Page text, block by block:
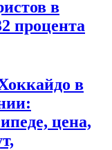
в
процента
в
цена,